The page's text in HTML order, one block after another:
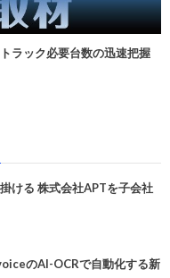
ラック必要台数の迅速把握
ける 株式会社APTを子会社
のAI-OCRで自動化する新